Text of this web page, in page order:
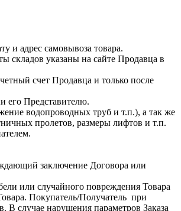
и адрес самовывоза товара.
складов указаны на сайте Продавца в
счет Продавца и только после
его Представителю.
водопроводных труб и т.п.), а так же
пролетов, размеры лифтов и т.п.
заключение Договора или
или случайного повреждения Товара
Покупатель/Получатель при
В случае нарушения параметров Заказа